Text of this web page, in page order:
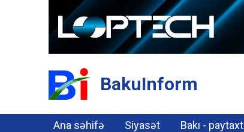
BakuInform
Ana səhifə Siyasət Bakı - paytaxt